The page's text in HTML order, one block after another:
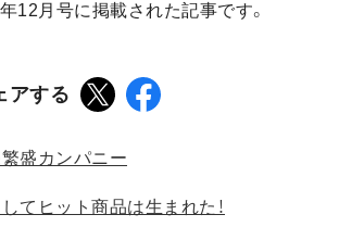
12月号に掲載された記事です。
アする
盛カンパニー
てヒット商品は生まれた！